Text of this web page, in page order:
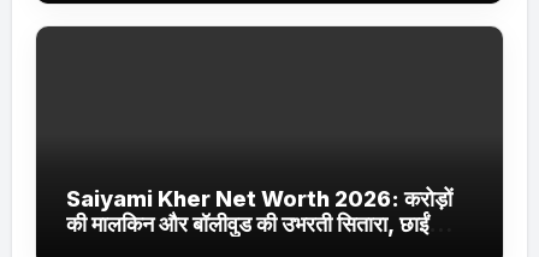
Saiyami Kher Net Worth 2026: करोड़ों
की मालकिन और बॉलीवुड की उभरती सितारा, छाईं